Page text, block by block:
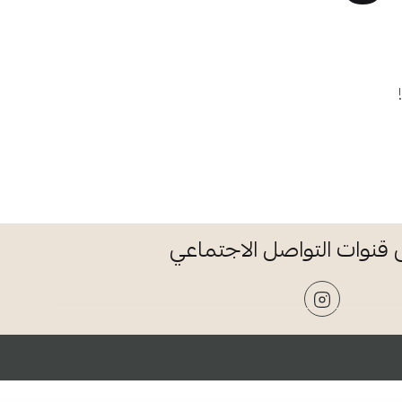
قنوات التواصل الاجتماعي